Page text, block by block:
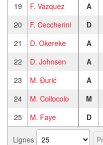
19
F. Vázquez A
20
F. Ceccherini D
21
D. Okereke A
22
D. Johnsen A
23
M. Đurić A
24
M. Collocolo M
25
M. Faye D
Lignes